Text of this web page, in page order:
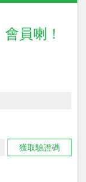
員喇！
獲取驗證碼